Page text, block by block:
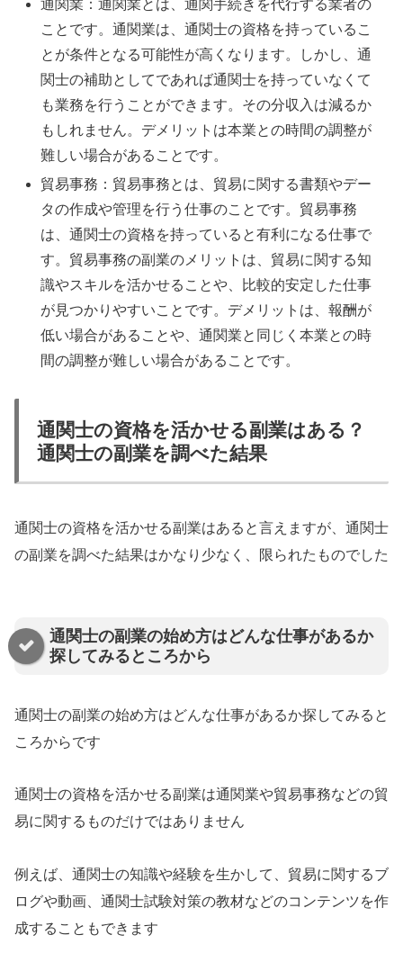
通関業：通関業とは、通関手続きを代行する業者の
ことです。通関業は、通関士の資格を持っているこ
とが条件となる可能性が高くなります。しかし、通
関士の補助としてであれば通関士を持っていなくて
も業務を行うことができます。その分収入は減るか
もしれません。デメリットは本業との時間の調整が
難しい場合があることです。
貿易事務：貿易事務とは、貿易に関する書類やデー
タの作成や管理を行う仕事のことです。貿易事務
は、通関士の資格を持っていると有利になる仕事で
す。貿易事務の副業のメリットは、貿易に関する知
識やスキルを活かせることや、比較的安定した仕事
が見つかりやすいことです。デメリットは、報酬が
低い場合があることや、通関業と同じく本業との時
間の調整が難しい場合があることです。
通関士の資格を活かせる副業はある？
通関士の副業を調べた結果
通関士の資格を活かせる副業はあると言えますが、通関士
の副業を調べた結果はかなり少なく、限られたものでした
通関士の副業の始め方はどんな仕事があるか
探してみるところから
通関士の副業の始め方はどんな仕事があるか探してみると
ころからです
通関士の資格を活かせる副業は通関業や貿易事務などの貿
易に関するものだけではありません
例えば、通関士の知識や経験を生かして、貿易に関するブ
ログや動画、通関士試験対策の教材などのコンテンツを作
成することもできます